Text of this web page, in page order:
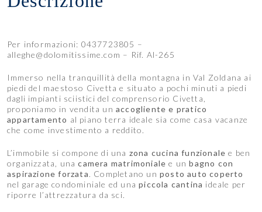
Per informazioni: 0437723805 –
alleghe@dolomitissime.com – Rif. Al-265
Immerso nella tranquillità della montagna in Val Zoldana ai
piedi del maestoso Civetta e situato a pochi minuti a piedi
dagli impianti sciistici del comprensorio Civetta,
proponiamo in vendita un accogliente e pratico
appartamento al piano terra ideale sia come casa vacanze
che come investimento a reddito.
L’immobile si compone di una zona cucina funzionale e ben
organizzata, unacamera matrimoniale e unbagno con
aspirazione forzata. Completano unposto auto coperto
nel garage condominiale ed unapiccola cantina ideale per
riporre l’attrezzatura da sci.